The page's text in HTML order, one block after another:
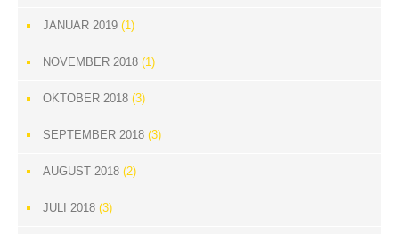
JANUAR 2019 (1)
NOVEMBER 2018 (1)
OKTOBER 2018 (3)
SEPTEMBER 2018 (3)
AUGUST 2018 (2)
JULI 2018 (3)